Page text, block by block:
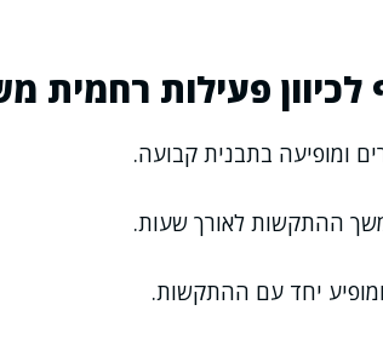
פעילות רחמית
ומופיעה בתבנית קבועה.
ההתקשות לאורך שעות.
יחד עם ההתקשות.